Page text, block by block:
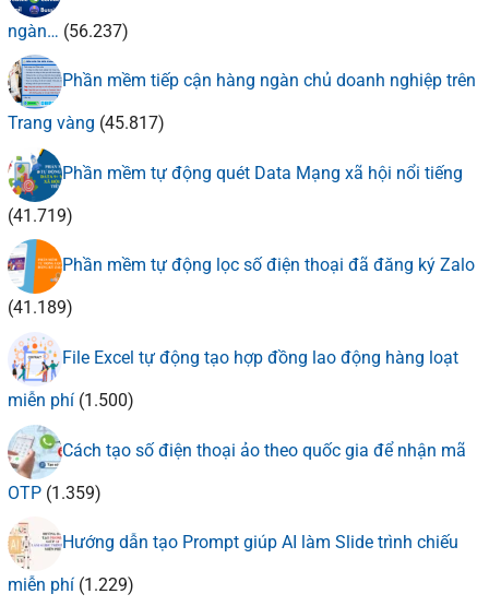
ngàn… (56.237)
Phần mềm tiếp cận hàng ngàn chủ doanh nghiệp trên
Trang vàng (45.817)
Phần mềm tự động quét Data Mạng xã hội nổi tiếng
(41.719)
Phần mềm tự động lọc số điện thoại đã đăng ký Zalo
(41.189)
File Excel tự động tạo hợp đồng lao động hàng loạt
miễn phí (1.500)
Cách tạo số điện thoại ảo theo quốc gia để nhận mã
OTP (1.359)
Hướng dẫn tạo Prompt giúp AI làm Slide trình chiếu
miễn phí (1.229)